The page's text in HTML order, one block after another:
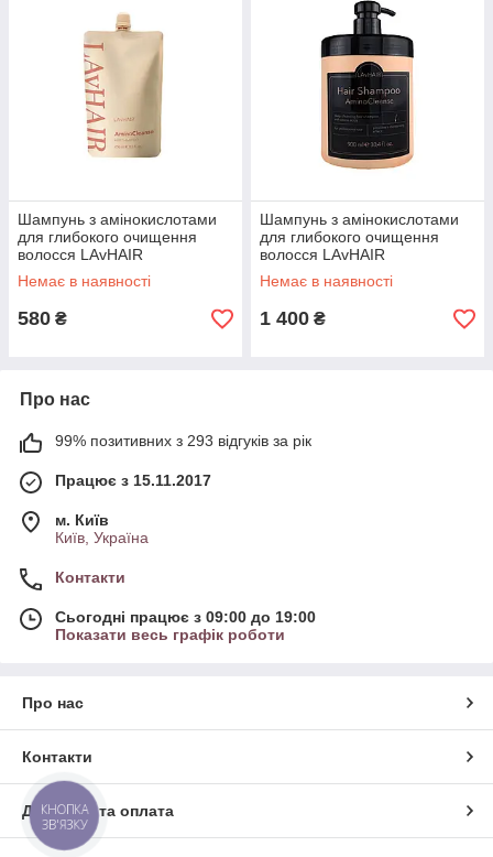
Шампунь з амінокислотами
для глибокого очищення
волосся LAvHAIR
AminoCleanse, 250 мл
(AminoCleanseshampoo250)
Немає в наявності
580 ₴
Шампунь з амінокислотами
для глибокого очищення
волосся LAvHAIR
AminoCleanse, 900 мл
(AminoCleanseshampoo900)
Немає в наявності
1 400 ₴
Про нас
99% позитивних з 293 відгуків за рік
Працює з 15.11.2017
м. Київ
Київ, Україна
Контакти
Сьогодні працює з 09:00 до 19:00
Показати весь графік роботи
Про нас
Контакти
Доставка та оплата
КНОПКА
ЗВ'ЯЗКУ